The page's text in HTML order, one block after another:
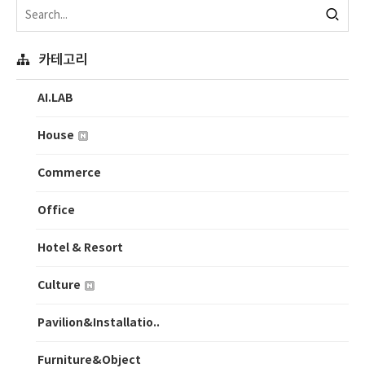
카테고리
AI.LAB
House
Commerce
Office
Hotel & Resort
Culture
Pavilion&Installatio..
Furniture&Object